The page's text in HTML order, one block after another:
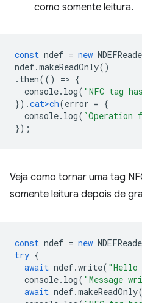
como somente leitura.
const ndef = new
ndef.makeReadOnly()
. then(() => {
console. log( "NFC tag
}).cat>ch(error = {
console. log( `Operation
});
Veja como tornar uma tag
somente leitura depois de
const ndef = new
try {
await ndef.write( "Hello
console. log( "Message
await ndef.makeReadOnly